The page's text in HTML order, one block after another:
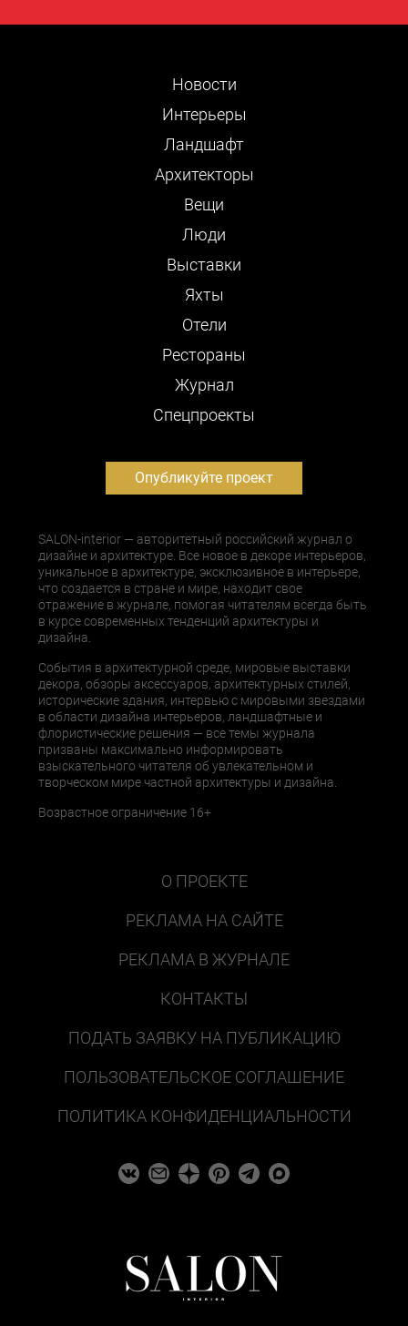
Новости
Интерьеры
Ландшафт
Архитекторы
Вещи
Люди
Выставки
Яхты
Отели
Рестораны
Журнал
Cпецпроекты
Опубликуйте проект
SALON-interior — авторитетный российский журнал о
дизайне и архитектуре. Все новое в декоре интерьеров,
уникальное в архитектуре, эксклюзивное в интерьере,
что создается в стране и мире, находит свое
отражение в журнале, помогая читателям всегда быть
в курсе современных тенденций архитектуры и
дизайна.
События в архитектурной среде, мировые выставки
декора, обзоры аксессуаров, архитектурных стилей,
исторические здания, интервью с мировыми звездами
в области дизайна интерьеров, ландшафтные и
флористические решения — все темы журнала
призваны максимально информировать
взыскательного читателя об увлекательном и
творческом мире частной архитектуры и дизайна.
Возрастное ограничение 16+
О ПРОЕКТЕ
РЕКЛАМА НА САЙТЕ
РЕКЛАМА В ЖУРНАЛЕ
КОНТАКТЫ
ПОДАТЬ ЗАЯВКУ НА ПУБЛИКАЦИЮ
ПОЛЬЗОВАТЕЛЬСКОЕ СОГЛАШЕНИЕ
ПОЛИТИКА КОНФИДЕНЦИАЛЬНОСТИ